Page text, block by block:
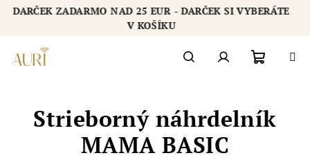
PrejsťDARČEK ZADARMO NAD 25 EUR - DARČEK SI VYBERÁTE
V KOŠÍKU
košík
Strieborný náhrdelník
MAMA BASIC
Chatbot šperkovnice AURI